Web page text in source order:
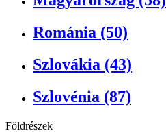
Románia (50)
Szlovákia (43)
Szlovénia (87)
Földrészek